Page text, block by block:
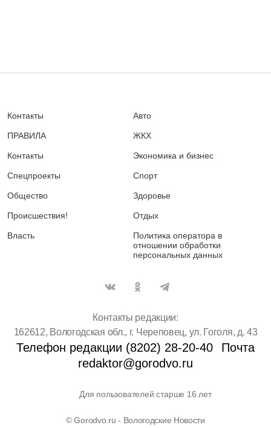
Контакты
ПРАВИЛА
Контакты
Спецпроекты
Общество
Происшествия!
Власть
Авто
ЖКХ
Экономика и бизнес
Спорт
Здоровье
Отдых
Политика оператора в
отношении обработки
персональных данных
Контакты редакции:
162612, Вологодская обл., г. Череповец, ул. Гоголя, д. 43
Телефон редакции (8202) 28-20-40
Почта
redaktor@gorodvo.ru
Для пользователей старше 16 лет
© Gorodvo.ru - Вологодские Новости